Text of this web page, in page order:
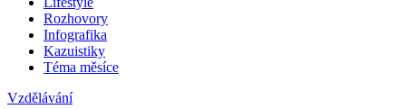
Rozhovory
Infografika
Kazuistiky
Téma měsíce
Vzdělávání